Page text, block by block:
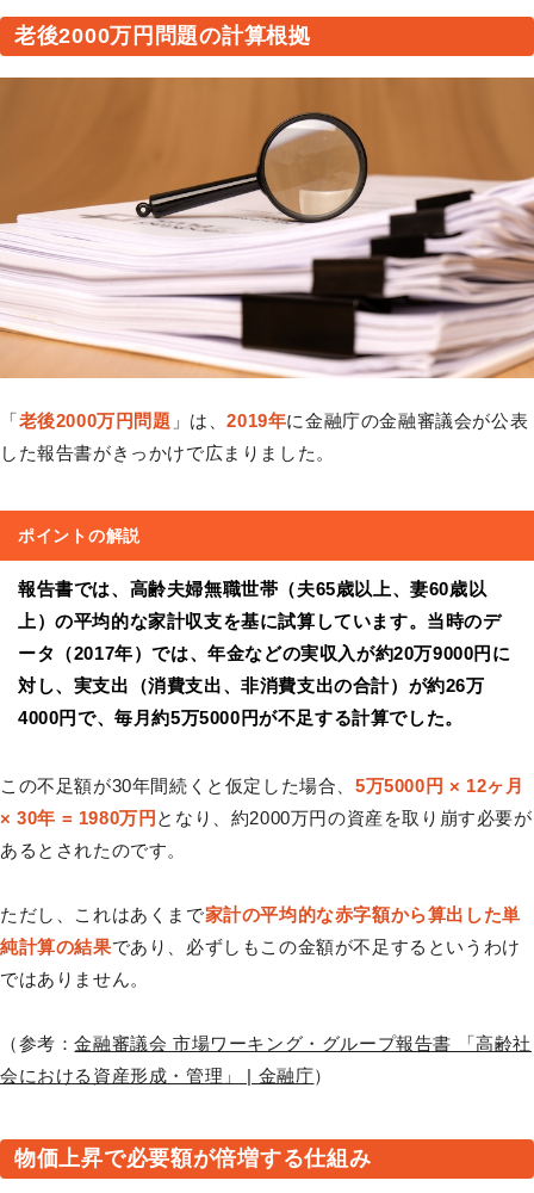
老後2000万円問題の計算根拠
「老後2000万円問題 」は、2019年に金融庁の金融審議会が公表
した報告書がきっかけで広まりました。
ポイントの解説
報告書では、高齢夫婦無職世帯（夫65歳以上、妻60歳以
上）の平均的な家計収支を基に試算しています。当時のデ
ータ（2017年）では、年金などの実収入が約20万9000円に
対し、実支出（消費支出、非消費支出の合計）が約26万
4000円で、毎月約5万5000円が不足する計算でした。
この不足額が30年間続くと仮定した場合、 5万5000円 × 12ヶ月
× 30年 = 1980万円 となり、約2000万円の資産を取り崩す必要が
あるとされたのです。
ただし、これはあくまで家計の平均的な赤字額から算出した単
純計算の結果であり、必ずしもこの金額が不足するというわけ
ではありません。
（参考：金融審議会 市場ワーキング・グループ報告書 「高齢社
会における資産形成・管理」 | 金融庁）
物価上昇で必要額が倍増する仕組み